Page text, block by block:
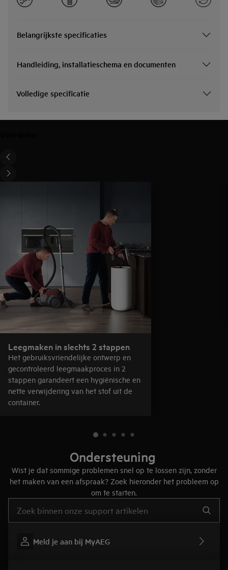
Belangrijkste specificaties
Handleiding, installatieschema en documenten
Volledige specificatie
Leegmaken in slechts 2 stappen
Het gebruiksvriendelijke ontwerp en
gecontroleerd leegmaakproces in 2
stappen garandeert een hygiënische en
nette verwijdering van het stof uit de
container.
Ondersteuning
Wist je dat sommige problemen snel op te lossen zijn, zonder
het maken van een afspraak? Zoek hieronder het probleem op
om te starten.
Meld je aan bij MyAEG